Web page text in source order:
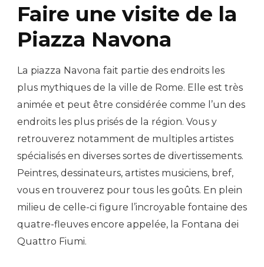
Faire une visite de la
Piazza Navona
La piazza Navona fait partie des endroits les
plus mythiques de la ville de Rome. Elle est très
animée et peut être considérée comme l’un des
endroits les plus prisés de la région. Vous y
retrouverez notamment de multiples artistes
spécialisés en diverses sortes de divertissements.
Peintres, dessinateurs, artistes musiciens, bref,
vous en trouverez pour tous les goûts. En plein
milieu de celle-ci figure l’incroyable fontaine des
quatre-fleuves encore appelée, la Fontana dei
Quattro Fiumi.